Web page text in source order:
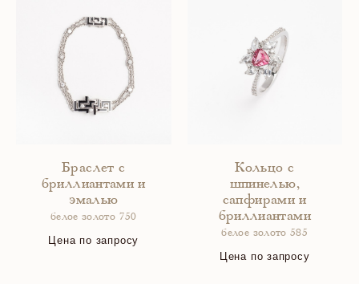
Браслет с
бриллиантами и
эмалью
белое золото 750
Цена по запросу
Кольцо с
шпинелью,
сапфирами и
бриллиантами
белое золото 585
Цена по запросу